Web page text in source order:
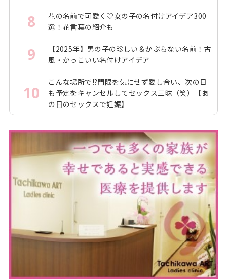
8
花の名前で可愛く♡女の子の名付けアイデア300
選！花言葉の紹介も
9
【2025年】男の子の珍しい＆かぶらない名前！古
風・かっこいい名付けアイデア
10
こんな場所で!?門限を気にせず愛し合い、次の日
も予定をキャンセルしてセックス三昧（笑）【あ
の日のセックスで妊娠】